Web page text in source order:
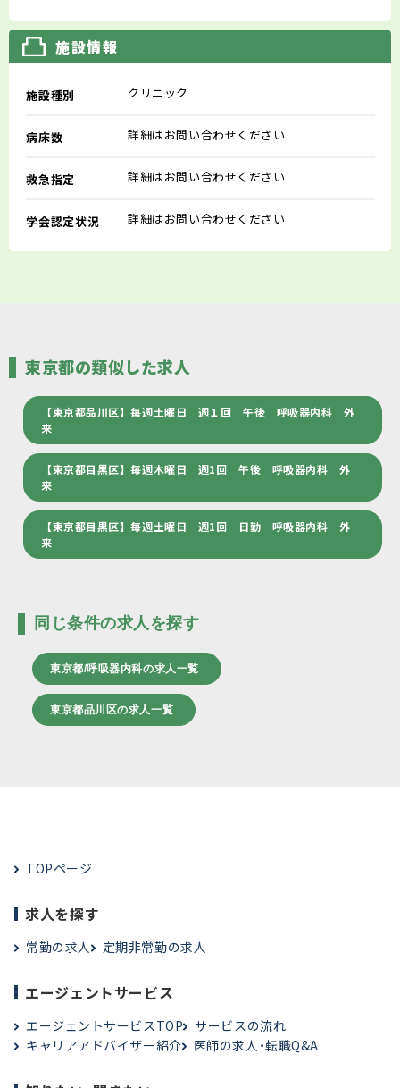
施設情報
施設種別 クリニック
病床数 詳細はお問い合わせください
救急指定 詳細はお問い合わせください
学会認定状況 詳細はお問い合わせください
東京都の類似した求人
【東京都品川区】毎週土曜日 週１回 午後 呼吸器内科 外
来
【東京都目黒区】毎週木曜日 週1回 午後 呼吸器内科 外
来
【東京都目黒区】毎週土曜日 週1回 日勤 呼吸器内科 外
来
同じ条件の求人を探す
東京都/呼吸器内科の求人一覧
東京都品川区の求人一覧
TOPページ
求人を探す
常勤の求人 定期非常勤の求人
エージェントサービス
エージェントサービスTOP
サービスの流れ
キャリアアドバイザー紹介
医師の求人・転職Q&A